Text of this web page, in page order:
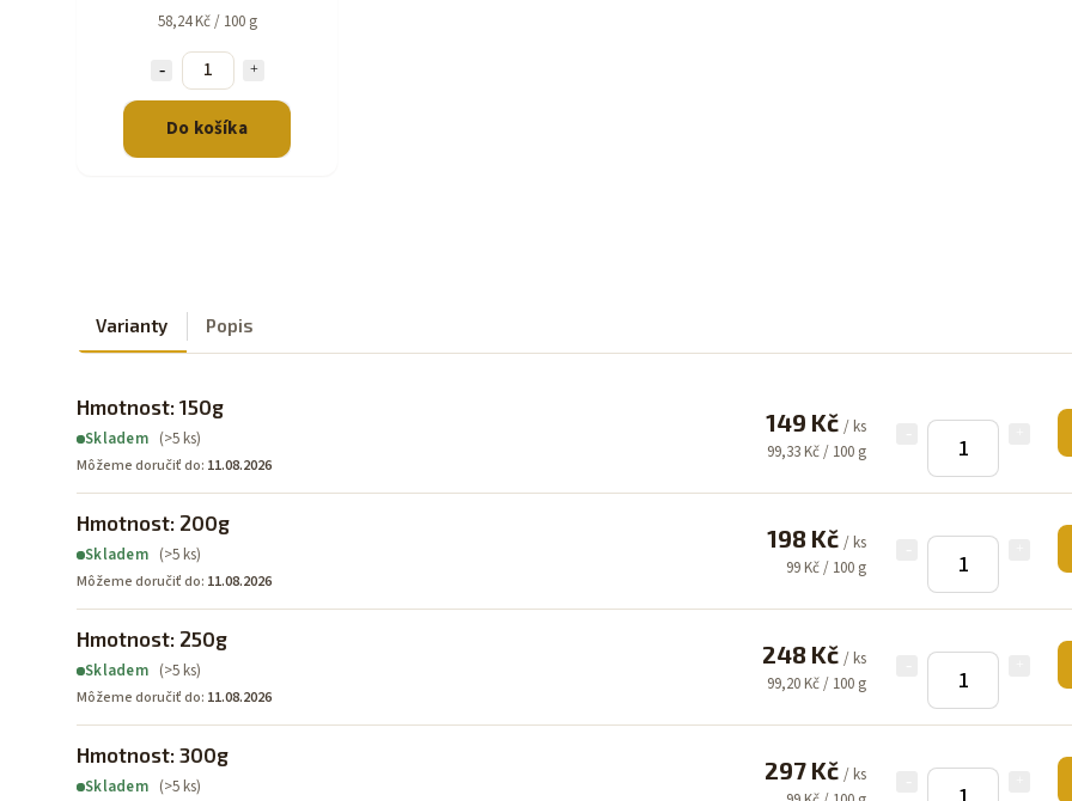
58,24 Kč / 100 g
Do košíka
Varianty Popis
Hmotnost: 150g
Skladem (>5 ks)
Môžeme doručiť do: 11.08.2026
149 Kč / ks
99,33 Kč / 100 g
Hmotnost: 200g
Skladem (>5 ks)
Môžeme doručiť do: 11.08.2026
198 Kč / ks
99 Kč / 100 g
Hmotnost: 250g
Skladem (>5 ks)
Môžeme doručiť do: 11.08.2026
248 Kč / ks
99,20 Kč / 100 g
Hmotnost: 300g
Skladem (>5 ks)
297 Kč / ks